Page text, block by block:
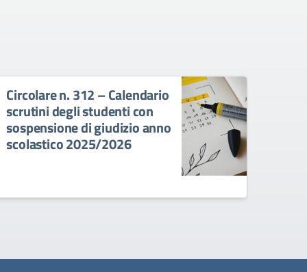
Circolare n. 312 – Calendario
scrutini degli studenti con
sospensione di giudizio anno
scolastico 2025/2026